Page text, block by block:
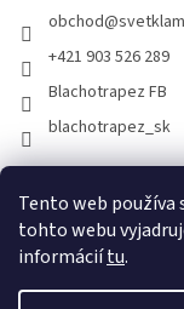
Tento web používa
tohto webu
informáciítu.
obchod@
+421 903 526 289
Blachotrapez FB
blachotrapez_sk